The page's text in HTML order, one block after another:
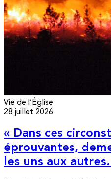
Vie de l’Église
28 juillet 2026
« Dans ces
éprouvantes,
les uns aux